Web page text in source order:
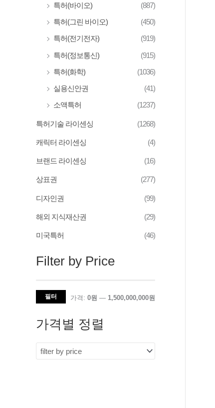
특허(바이오)
(887)
특허(그린 바이오)
(450)
특허(전기전자)
(919)
특허(정보통신)
(915)
특허(화학)
(1036)
실용신안권
(41)
소액특허
(1237)
특허기술 라이센싱 (1268)
캐릭터 라이센싱 (4)
브랜드 라이센싱 (16)
상표권 (277)
디자인권 (99)
해외 지식재산권 (29)
미국특허 (46)
Filter by Price
필터 가격: 0원 — 1,500,000,000원
가격별 정렬